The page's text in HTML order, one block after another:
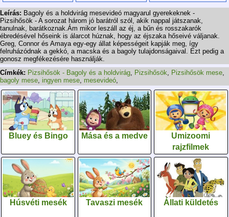
Leírás: Bagoly és a holdvirág mesevideó magyarul gyerekeknek -
Pizsihősök - A sorozat három jó barátról szól, akik nappal játszanak,
tanulnak, barátkoznak.Ám mikor leszáll az éj, a bűn és rosszakarók
ébredésével hőseink is álarcot húznak, hogy az éjszaka hőseivé váljanak.
Greg, Connor és Amaya egy-egy állat képességeit kapják meg, így
felruházódnak a gekkó, a macska és a bagoly tulajdonságaival. Ezt pedig a
gonosz megfékezésére használják.
Címkék: Pizsihősök - Bagoly és a holdvirág, Pizsihősök, Pizsihősök mese,
bagoly mese, ingyen mese, mesevideó,
Bluey és Bingo Mása és a medve
Umizoomi
rajzfilmek
Húsvéti mesék Tavaszi mesék Állati küldetés